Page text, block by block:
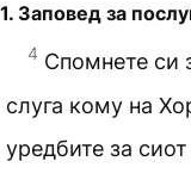
1. Заповед за
4 Спомнете си
слуга кому на
уредбите за